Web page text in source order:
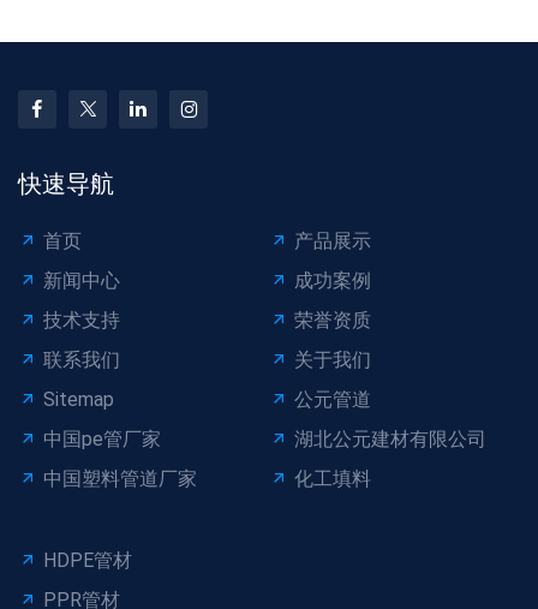
快速导航
首页
产品展示
新闻中心
成功案例
技术支持
荣誉资质
联系我们
关于我们
Sitemap
公元管道
中国pe管厂家
湖北公元建材有限公司
中国塑料管道厂家
化工填料
HDPE管材
PPR管材